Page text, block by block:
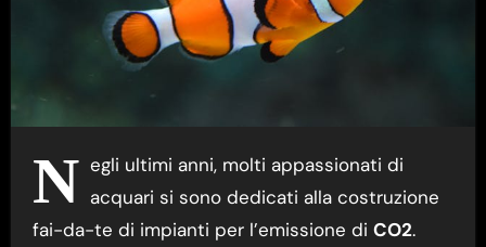
N egli ultimi anni, molti appassionati di
acquari si sono dedicati alla costruzione
fai-da-te di impianti per l’emissione di CO2.